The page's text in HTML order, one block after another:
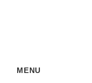
MENU